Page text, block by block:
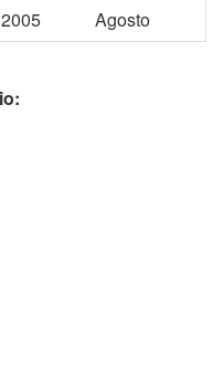
2005 Agosto